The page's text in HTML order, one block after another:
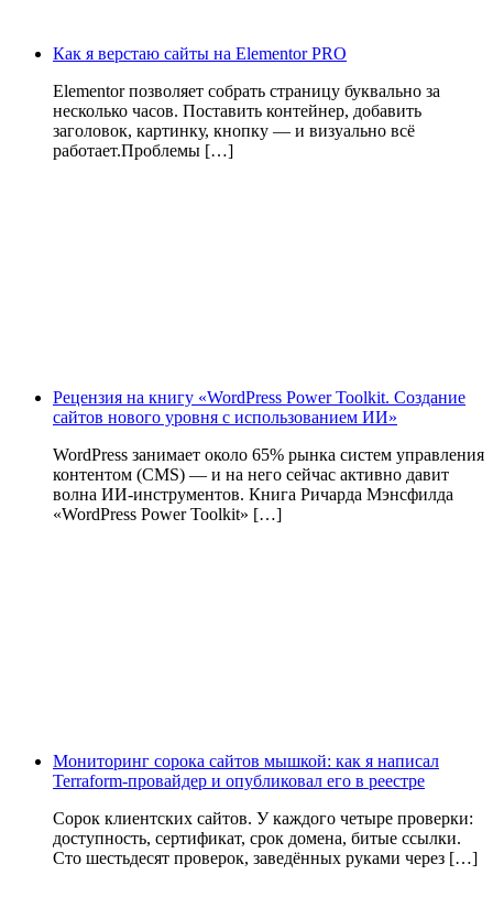
Как я верстаю сайты на Elementor PRO
Elementor позволяет собрать страницу буквально за
несколько часов. Поставить контейнер, добавить
заголовок, картинку, кнопку — и визуально всё
работает.Проблемы […]
Рецензия на книгу «WordPress Power Toolkit. Создание
сайтов нового уровня с использованием ИИ»
WordPress занимает около 65% рынка систем управления
контентом (CMS) — и на него сейчас активно давит
волна ИИ‑инструментов. Книга Ричарда Мэнсфилда
«WordPress Power Toolkit» […]
Мониторинг сорока сайтов мышкой: как я написал
Terraform-провайдер и опубликовал его в реестре
Сорок клиентских сайтов. У каждого четыре проверки:
доступность, сертификат, срок домена, битые ссылки.
Сто шестьдесят проверок, заведённых руками через […]